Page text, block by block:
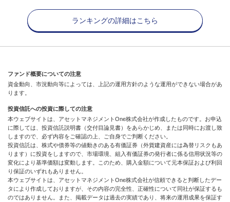
ランキングの詳細はこちら
ファンド概要についての注意
資金動向、市況動向等によっては、上記の運用方針のような運用ができない場合があ
ります。
投資信託への投資に際しての注意
本ウェブサイトは、アセットマネジメントOne株式会社が作成したものです。お申込
に際しては、投資信託説明書（交付目論見書）をあらかじめ、または同時にお渡し致
しますので、必ず内容をご確認の上、ご自身でご判断ください。
投資信託は、株式や債券等の値動きのある有価証券（外貨建資産には為替リスクもあ
ります）に投資をしますので、市場環境、組入有価証券の発行者に係る信用状況等の
変化により基準価額は変動します。このため、購入金額について元本保証および利回
り保証のいずれもありません。
本ウェブサイトは、アセットマネジメントOne株式会社が信頼できると判断したデー
タにより作成しておりますが、その内容の完全性、正確性について同社が保証するも
のではありません。また、掲載データは過去の実績であり、将来の運用成果を保証す